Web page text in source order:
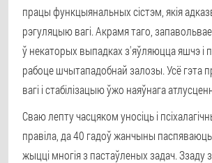
працы функцыянальных сістэм, якія
рэгуляцыю вагі. Акрамя таго,
ў некаторых выпадках з'яўляюцца яшчэ і
рабоце шчытападобнай залозы. Усё гэта
вагі і стабілізацыю ўжо наяўнага
Сваю лепту часцяком уносіць і
правіла, да 40 гадоў жанчыны
жыцці многія з пастаўленых задач. Ззаду